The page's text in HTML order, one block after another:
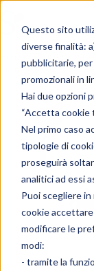
Questo sito
diverse finalità:
pubblicitarie,
promozionali in
Hai due opzioni
“Accetta cookie
Nel primo caso
tipologie di
proseguirà
analitici ad essi
Puoi scegliere in
cookie
modificare le
modi:
- tramite la
»Enciclopedia
normali e quando